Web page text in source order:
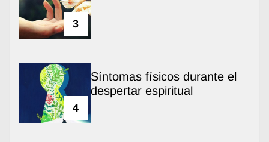
3
4
Síntomas físicos durante el
despertar espiritual